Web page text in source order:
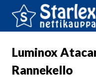
Luminox
Rannekello